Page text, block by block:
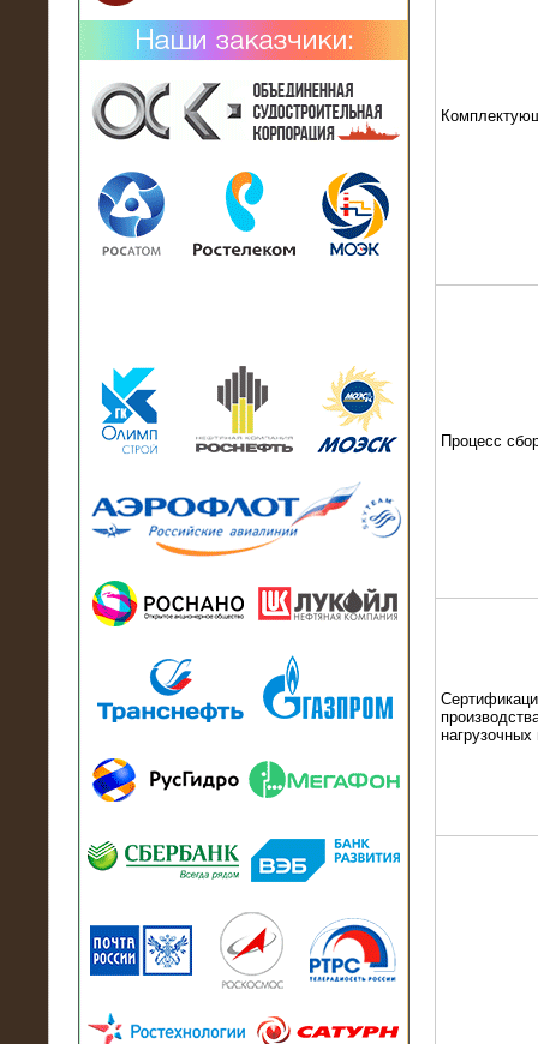
02.02.2019
Нагрузочный комплекс 26 МВт (10
кВ) поставлен в аренду на
13.07.2018
модуль в контейнере 2700 кВА на
Балтийский завод
Активно-реактивные нагрузочные
модули 15 МВт (21,5 МВА) На Кубок
конфедераций
Процесс